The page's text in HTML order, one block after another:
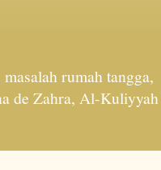
rumah tangga,
de Zahra, Al-Kuliyyah